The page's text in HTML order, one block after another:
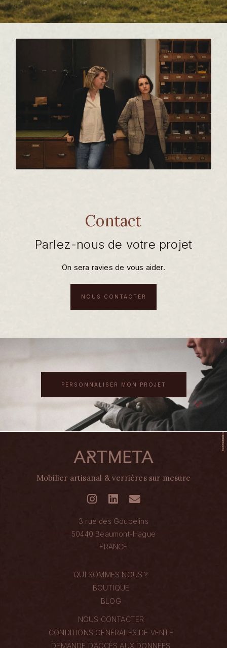
Contact
Parlez-nous de votre projet
On sera ravies de vous aider.
NOUS CONTACTER
PERSONNALISER MON PROJET
Mobilier artisanal & verrières sur mesure
3 rue des Goubelins
50440 Beaumont-Hague
FRANCE
QUI SOMMES NOUS ?
BOUTIQUE
BLOG
NOUS CONTACTER
CONDITIONS GÉNÉRALES DE VENTE
DEMANDE D’ACCÈS AUX DONNÉES